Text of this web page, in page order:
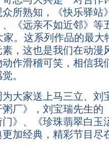
所熟知，《快乐驿站
、《远亲不如近邻》等
。这系列作品的最大
，这也是我们在动漫
作滑稽可笑，相信我
。
大家送上马三立、刘
厂》，刘宝瑞先生的
门》、《珍珠翡翠白玉
加经典，精彩节目尽